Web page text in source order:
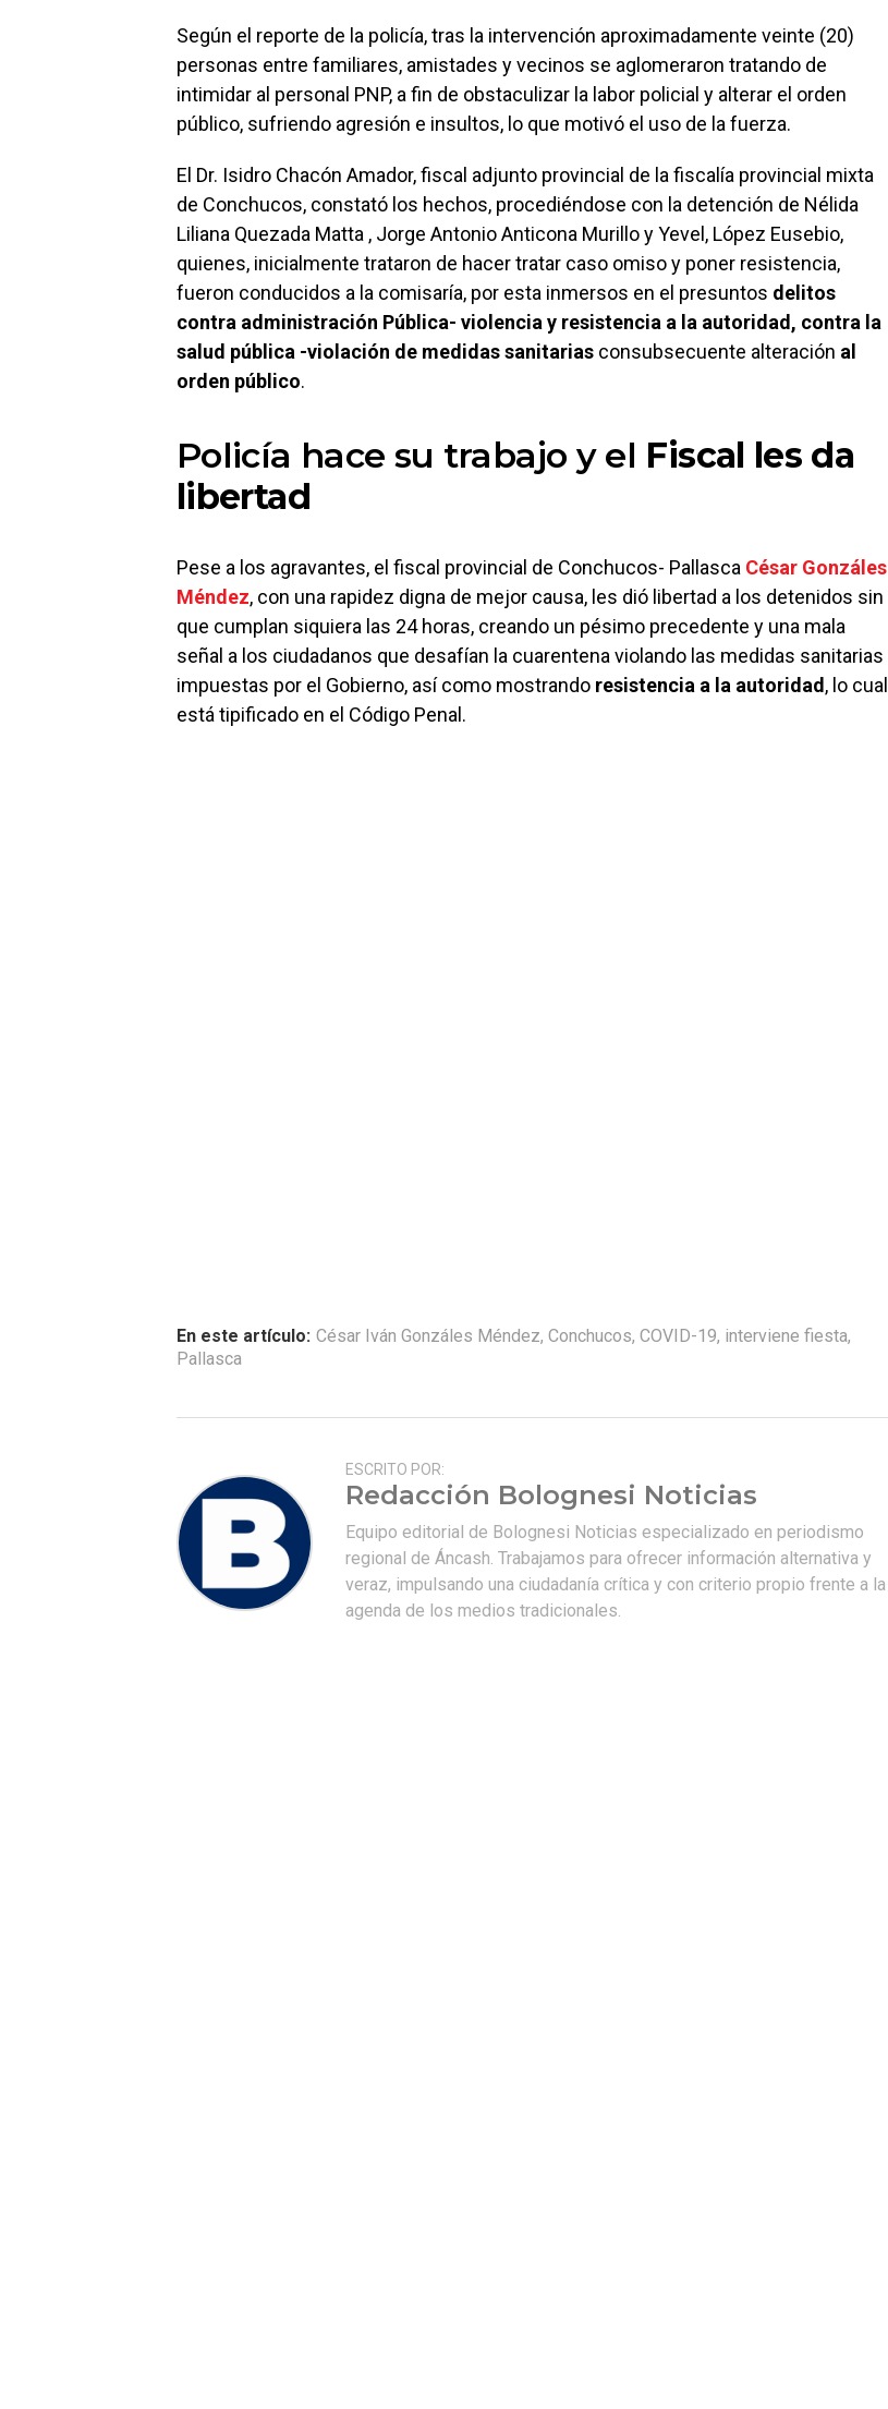
Según el reporte de la policía, tras la intervención aproximadamente veinte (20)
personas entre familiares, amistades y vecinos se aglomeraron tratando de
intimidar al personal PNP, a fin de obstaculizar la labor policial y alterar el orden
público, sufriendo agresión e insultos, lo que motivó el uso de la fuerza.
El Dr. Isidro Chacón Amador, fiscal adjunto provincial de la fiscalía provincial mixta
de Conchucos, constató los hechos, procediéndose con la detención de Nélida
Liliana Quezada Matta , Jorge Antonio Anticona Murillo y Yevel, López Eusebio,
quienes, inicialmente trataron de hacer tratar caso omiso y poner resistencia,
fueron conducidos a la comisaría, por esta inmersos en el presuntos delitos
contra administración Pública- violencia y resistencia a la autoridad, contra la
salud pública -violación de medidas sanitarias consubsecuente alteración al
orden público.
Policía hace su trabajo y el Fiscal les da
libertad
Pese a los agravantes, el fiscal provincial de Conchucos- Pallasca César Gonzáles
Méndez, con una rapidez digna de mejor causa, les dió libertad a los detenidos sin
que cumplan siquiera las 24 horas, creando un pésimo precedente y una mala
señal a los ciudadanos que desafían la cuarentena violando las medidas sanitarias
impuestas por el Gobierno, así como mostrando resistencia a la autoridad , lo cual
está tipificado en el Código Penal.
En este artículo: César Iván Gonzáles Méndez, Conchucos, COVID-19, interviene fiesta,
Pallasca
ESCRITO POR:
Redacción Bolognesi Noticias
Equipo editorial de Bolognesi Noticias especializado en periodismo
regional de Áncash. Trabajamos para ofrecer información alternativa y
veraz, impulsando una ciudadanía crítica y con criterio propio frente a la
agenda de los medios tradicionales.